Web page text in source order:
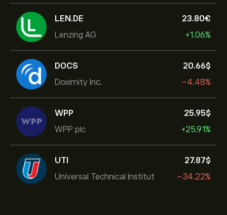
LEN.DE
Lenzing AG
23.80‎€‎
+1.06%
DOCS
Doximity Inc.
20.66‎$‎
-4.48%
WPP
WPP plc
25.95‎$‎
+25.91%
UTI
Universal Technical Institut
27.87‎$‎
-34.22%